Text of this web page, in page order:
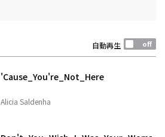
自動再生
'Cause_You're_Not_Here
Alicia Saldenha